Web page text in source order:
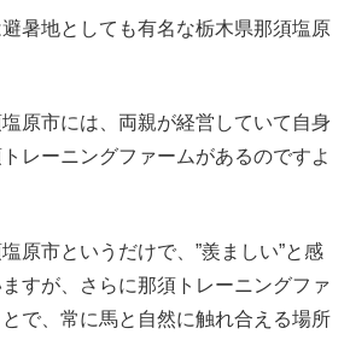
暑地としても有名な栃木県那須塩原
原市には、両親が経営していて自身
レーニングファームがあるのですよ
原市というだけで、”羨ましい”と感
すが、さらに那須トレーニングファ
で、常に馬と自然に触れ合える場所